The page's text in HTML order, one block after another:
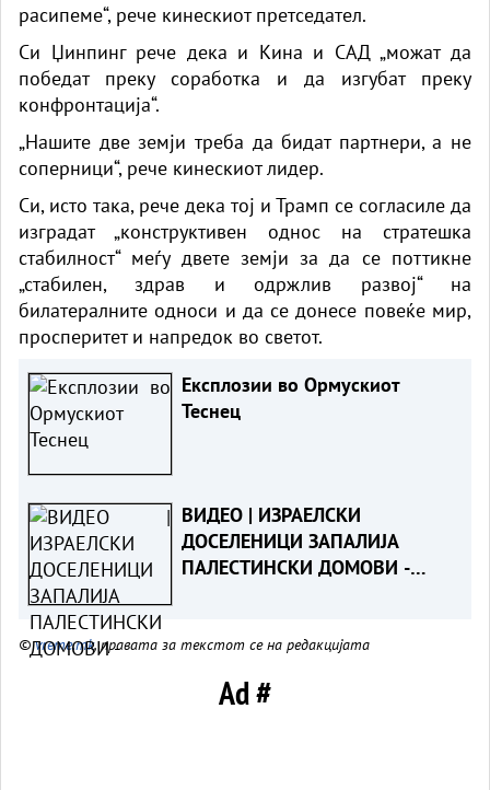
расипеме“, рече кинескиот претседател.
Си Џинпинг рече дека и Кина и САД „можат да
победат преку соработка и да изгубат преку
конфронтација“.
„Нашите две земји треба да бидат партнери, а не
соперници“, рече кинескиот лидер.
Си, исто така, рече дека тој и Трамп се согласиле да
изградат „конструктивен однос на стратешка
стабилност“ меѓу двете земји за да се поттикне
„стабилен, здрав и одржлив развој“ на
билатералните односи и да се донесе повеќе мир,
просперитет и напредок во светот.
Експлозии во Ормускиот
Теснец
ВИДЕО | ИЗРАЕЛСКИ
ДОСЕЛЕНИЦИ ЗАПАЛИЈА
ПАЛЕСТИНСКИ ДОМОВИ -
©vreme.mk, правата за текстот се на редакцијата
Ad #